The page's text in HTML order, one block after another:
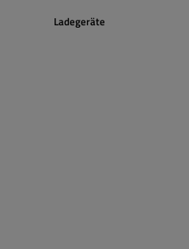
Ladegeräte